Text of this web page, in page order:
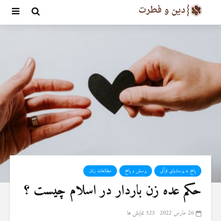
پاسخ به پرسشهای قرآنی پرسش و پاسخ مطالعات زنان
حکم عده زن باردار در اسلام چیست ؟
26 مارس 2022 525 نمایش ها